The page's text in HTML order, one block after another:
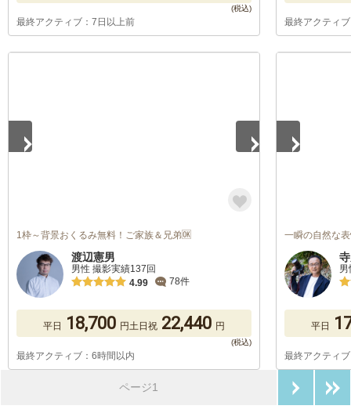
最終アクティブ：7日以上前 最終アクティ
1枠～背景おくるみ無料！ご家族＆兄弟🆗
渡辺憲男
男性 撮影実績137回
4.99
78件
平日 18,700 円土日祝 22,440 円
最終アクティブ：6時間以内
一瞬の自然な
平日
最終アクティ
ページ1